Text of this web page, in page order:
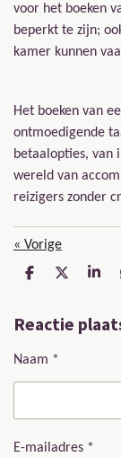
voor het boeken
beperkt te zijn;
kamer kunnen
Het boeken van
ontmoedigende
betaalopties, van
wereld van
reizigers zonder
« Vorige
D
e
n
D
l
S
r
e
Reactie
Naam *
E-mailadres *